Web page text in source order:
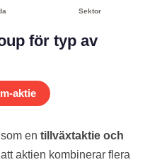
Sektor
för typ av
aktie
en tillväxtaktie och
aktien kombinerar flera